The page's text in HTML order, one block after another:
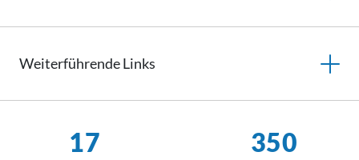
WeiterführendeLinks
17 350